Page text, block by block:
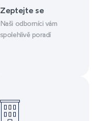
Zeptejte se
Naši odborníci vám
spolehlivě poradí